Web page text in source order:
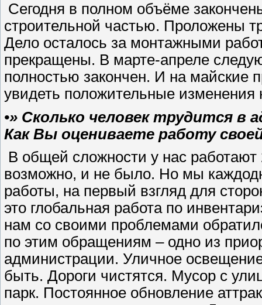
Сегодня в полном объёме
строительной частью. Проложены
Дело осталось за монтажными
прекращены. В марте-апреле
полностью закончен. И на майские
увидеть положительные изменения
•» Сколько человек трудится в
Как Вы оцениваете работу
В общей сложности у нас
возможно, и не было. Но мы
работы, на первый взгляд для
это глобальная работа по
нам со своими проблемами
по этим обращениям – одно из
администрации. Уличное
быть. Дороги чистятся. Мусор с
парк. Постоянное обновление